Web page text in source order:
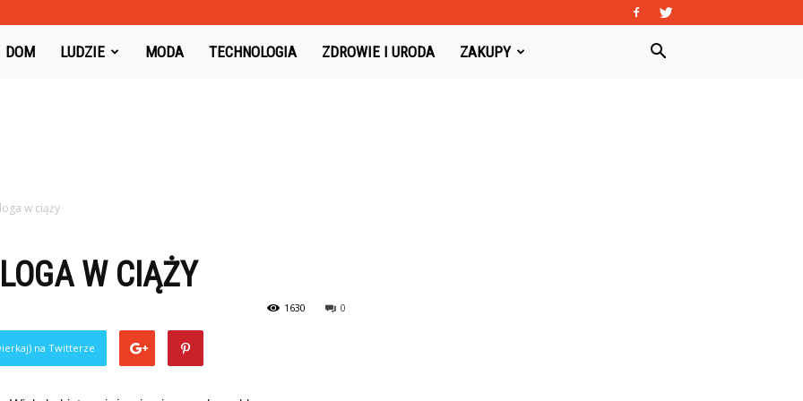
Toysboard.pl
DOM LUDZIE MODA TECHNOLOGIA ZDROWIE I URODA ZAKUPY
w ciąży
W CIĄŻY
0
1630
na Twitterze